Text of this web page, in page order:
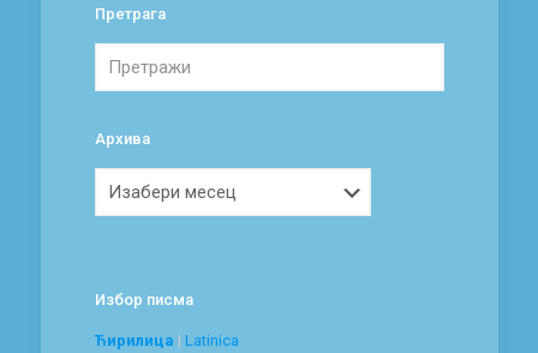
Претрага
Архива
Избор писма
Ћирилица | Latinica